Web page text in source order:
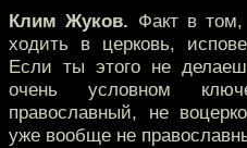
Клим Жуков. Факт в
ходить в церковь,
Если ты этого не
очень условном
православный, не
уже вообще не